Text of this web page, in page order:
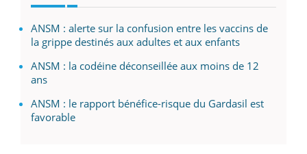
ANSM : alerte sur la confusion entre les vaccins de
la grippe destinés aux adultes et aux enfants
ANSM : la codéine déconseillée aux moins de 12
ans
ANSM : le rapport bénéfice-risque du Gardasil est
favorable